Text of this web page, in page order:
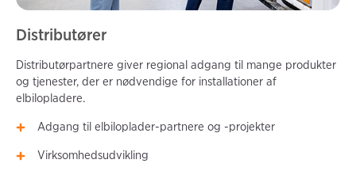
Distributører
Distributørpartnere giver regional adgang til mange produkter
og tjenester, der er nødvendige for installationer af
elbilopladere.
Adgang til elbiloplader-partnere og -projekter
Virksomhedsudvikling